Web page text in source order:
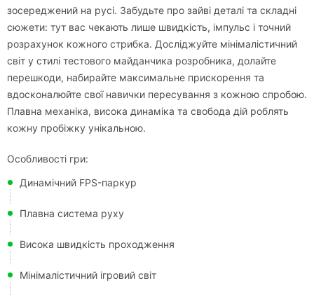
зосереджений на русі. Забудьте про зайві деталі та складні
сюжети: тут вас чекають лише швидкість, імпульс і точний
розрахунок кожного стрибка. Досліджуйте мінімалістичний
світ у стилі тестового майданчика розробника, долайте
перешкоди, набирайте максимальне прискорення та
вдосконалюйте свої навички пересування з кожною спробою.
Плавна механіка, висока динаміка та свобода дій роблять
кожну пробіжку унікальною.
Особливості гри:
Динамічний FPS-паркур
Плавна система руху
Висока швидкість проходження
Мінімалістичний ігровий світ